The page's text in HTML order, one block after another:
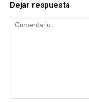
Dejar respuesta